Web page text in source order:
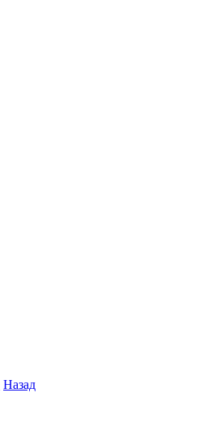
Назад